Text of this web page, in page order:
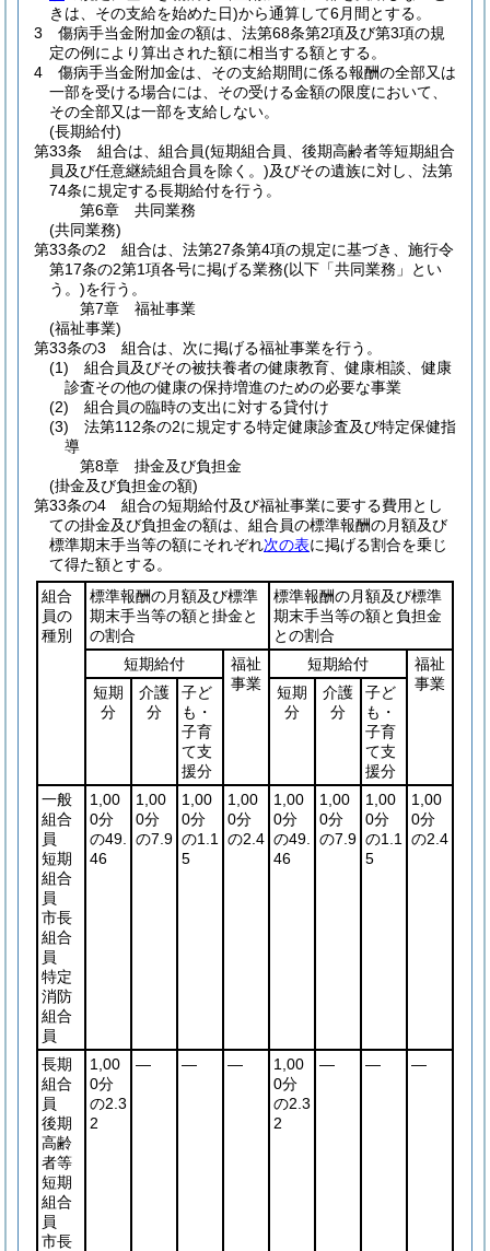
きは、その支給を始めた日)から通算して6月間とする。
3
傷病手当金附加金の額は、法第68条第2項及び第3項の規
定の例により算出された額に相当する額とする。
4
傷病手当金附加金は、その支給期間に係る報酬の全部又は
一部を受ける場合には、その受ける金額の限度において、
その全部又は一部を支給しない。
(長期給付)
第33条
組合は、組合員(短期組合員、後期高齢者等短期組合
員及び任意継続組合員を除く。)及びその遺族に対し、法第
74条に規定する長期給付を行う。
第6章
共同業務
(共同業務)
第33条の2
組合は、法第27条第4項の規定に基づき、施行令
第17条の2第1項各号に掲げる業務(以下「共同業務」とい
う。)を行う。
第7章
福祉事業
(福祉事業)
第33条の3
組合は、次に掲げる福祉事業を行う。
(1)
組合員及びその被扶養者の健康教育、健康相談、健康
診査その他の健康の保持増進のための必要な事業
(2)
組合員の臨時の支出に対する貸付け
(3)
法第112条の2に規定する特定健康診査及び特定保健指
導
第8章
掛金及び負担金
(掛金及び負担金の額)
第33条の4
組合の短期給付及び福祉事業に要する費用とし
ての掛金及び負担金の額は、組合員の標準報酬の月額及び
標準期末手当等の額にそれぞれ次の表に掲げる割合を乗じ
て得た額とする。
組合
員の
種別
標準報酬の月額及び標準
期末手当等の額と掛金と
の割合
標準報酬の月額及び標準
期末手当等の額と負担金
との割合
短期給付
福祉
事業
短期給付
福祉
事業
短期
分
介護
分
子ど
も・
子育
て支
援分
短期
分
介護
分
子ど
も・
子育
て支
援分
一般
組合
員
短期
組合
員
市長
組合
員
特定
消防
組合
員
1,00
0分
の49.
46
1,00
0分
の7.9
1,00
0分
の1.1
5
1,00
0分
の2.4
1,00
0分
の49.
46
1,00
0分
の7.9
1,00
0分
の1.1
5
1,00
0分
の2.4
長期
組合
員
後期
高齢
者等
短期
組合
員
市長
1,00
0分
の2.3
2
― ― ―
1,00
0分
の2.3
2
― ― ―